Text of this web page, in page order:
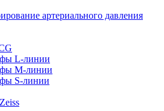
артериального давления
L-линии
M-линии
S-линии